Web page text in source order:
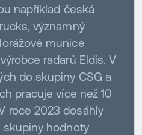
například česká
významný
munice
radarů Eldis. V
do skupiny CSG a
pracuje více než 10
roce 2023 dosáhly
skupiny hodnoty